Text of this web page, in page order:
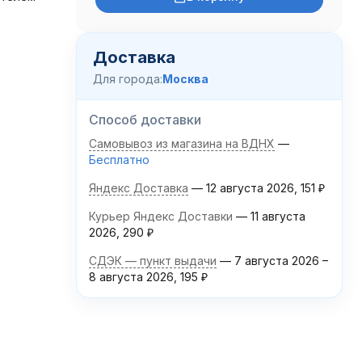
Доставка
Для города:Москва
Способ доставки
Самовывоз из магазина на ВДНХ
Бесплатно
Яндекс Доставка 12 августа 2026 151 ₽
Курьер Яндекс Доставки
11 августа
2026 290 ₽
СДЭК — пункт выдачи 7 августа 2026 –
8 августа 2026 195 ₽